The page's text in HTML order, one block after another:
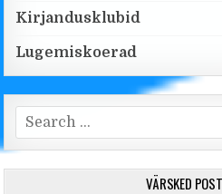
Kirjandusklubid
Lugemiskoerad
Search for:
VÄRSKED